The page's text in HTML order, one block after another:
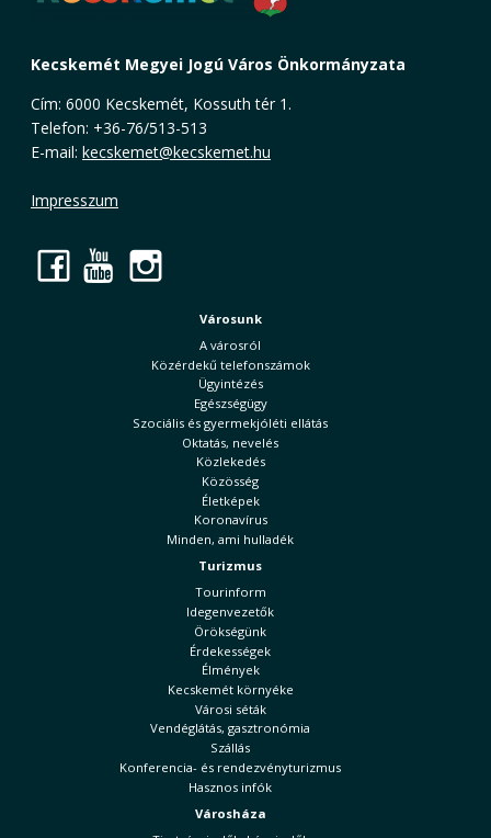
Kecskemét Megyei Jogú Város Önkormányzata
Cím: 6000 Kecskemét, Kossuth tér 1.
Telefon: +36-76/513-513
E-mail: kecskemet@kecskemet.hu
Impresszum
Facebook
YouTube
Városunk
A városról
Közérdekű telefonszámok
Ügyintézés
Egészségügy
Szociális és gyermekjóléti ellátás
Oktatás, nevelés
Közlekedés
Közösség
Életképek
Koronavírus
Minden, ami hulladék
Turizmus
Tourinform
Idegenvezetők
Örökségünk
Érdekességek
Élmények
Kecskemét környéke
Városi séták
Vendéglátás, gasztronómia
Szállás
Konferencia- és rendezvényturizmus
Hasznos infók
Városháza